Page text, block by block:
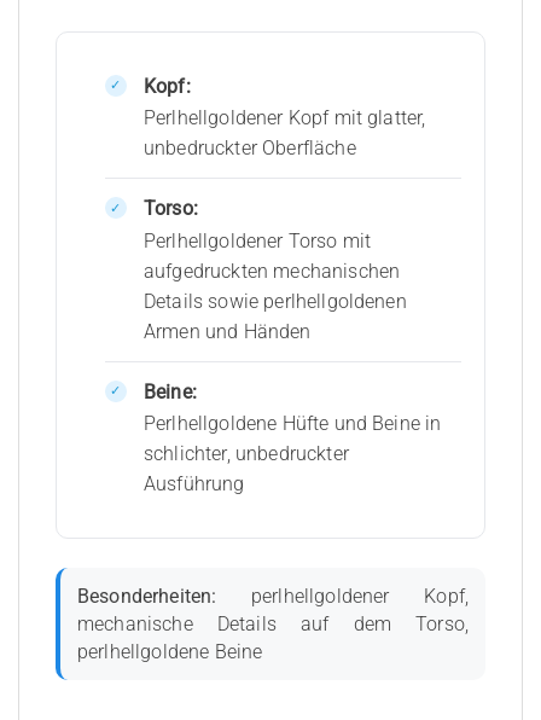
Kopf:
Perlhellgoldener Kopf mit glatter,
unbedruckter Oberfläche
Torso:
Perlhellgoldener Torso mit
aufgedruckten mechanischen
Details sowie perlhellgoldenen
Armen und Händen
Beine:
Perlhellgoldene Hüfte und Beine in
schlichter, unbedruckter
Ausführung
Besonderheiten: perlhellgoldener Kopf,
mechanische Details auf dem Torso,
perlhellgoldene Beine